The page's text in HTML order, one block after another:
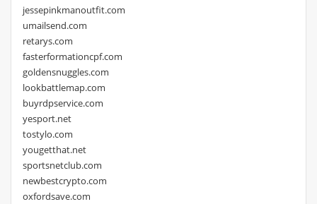
jessepinkmanoutfit.com
umailsend.com
retarys.com
fasterformationcpf.com
goldensnuggles.com
lookbattlemap.com
buyrdpservice.com
yesport.net
tostylo.com
yougetthat.net
sportsnetclub.com
newbestcrypto.com
oxfordsave.com